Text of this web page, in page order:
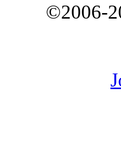
©2006-